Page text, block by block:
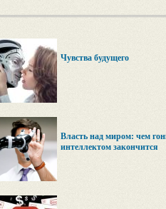
Чувства будущего
Власть над миром: чем
интеллектом закончится